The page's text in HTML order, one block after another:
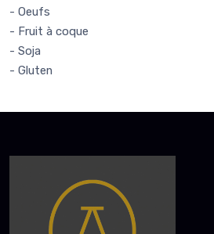
- Oeufs
- Fruit à coque
- Soja
- Gluten